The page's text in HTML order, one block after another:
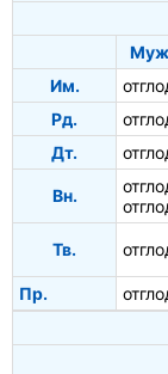
Им.
Рд.
Дт.
Вн.
Тв.
Пр.